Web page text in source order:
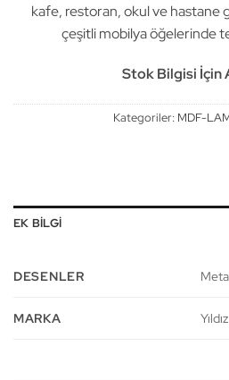
kafe, restoran, okul ve hastane
çeşitli mobilya öğelerinde
Stok Bilgisi İçin
Kategoriler: MDF-
EK BILGI
DESENLER
MARKA